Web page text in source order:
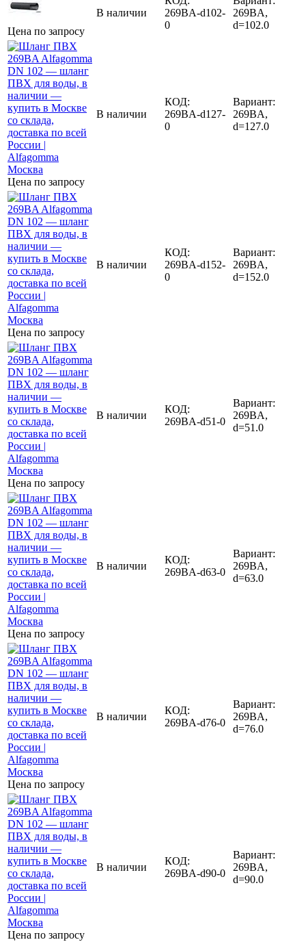
Цена по запросу
В наличии
269BA-d102-
0
269BA,
d=102.0
Цена по запросу
В наличии
КОД:
269BA-d127-
0
Вариант:
269BA,
d=127.0
Цена по запросу
В наличии
КОД:
269BA-d152-
0
Вариант:
269BA,
d=152.0
Цена по запросу
В наличии
КОД:
269BA-d51-0
Вариант:
269BA,
d=51.0
Цена по запросу
В наличии
КОД:
269BA-d63-0
Вариант:
269BA,
d=63.0
Цена по запросу
В наличии
КОД:
269BA-d76-0
Вариант:
269BA,
d=76.0
Цена по запросу
В наличии
КОД:
269BA-d90-0
Вариант:
269BA,
d=90.0